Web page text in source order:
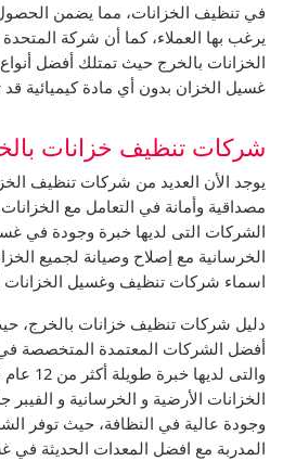
في تنظيف الخزانات، مما يضمن
يرغب بها العملاء، كما أن شركة
الخزانات بالخرج حيث تمتلك أفضل
غسيل الخزان بدون أي مادة كيميائية قد
شركات تنظيف خزانات
يوجد الأن العديد من شركات تنظيف
مصداقية وأمانة في التعامل مع
الشركات التى لديها خبرة وجودة في
الخرسانية مع إصلاح وصيانة لجميع
اسماء شركات تنظيف وغسيل الخزانات
دليل شركات تنظيف خزانات بالخرج،
أفضل الشركات المعتمدة المتخصصة
والتى
الخزانات الأرضية و الخرسانية و
وجودة عالية في النظافة، حيث توفر
المدربة مع افضل المعدات الحديثة في